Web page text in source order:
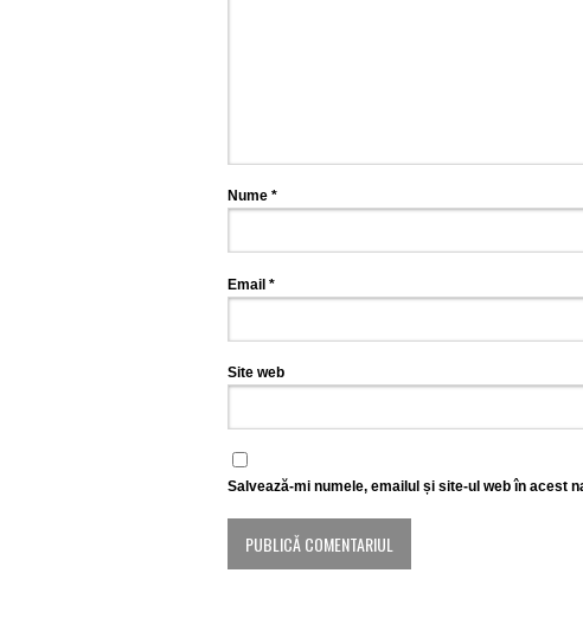
Nume *
Email *
Site web
Salvează-mi numele, emailul și site-ul web în acest